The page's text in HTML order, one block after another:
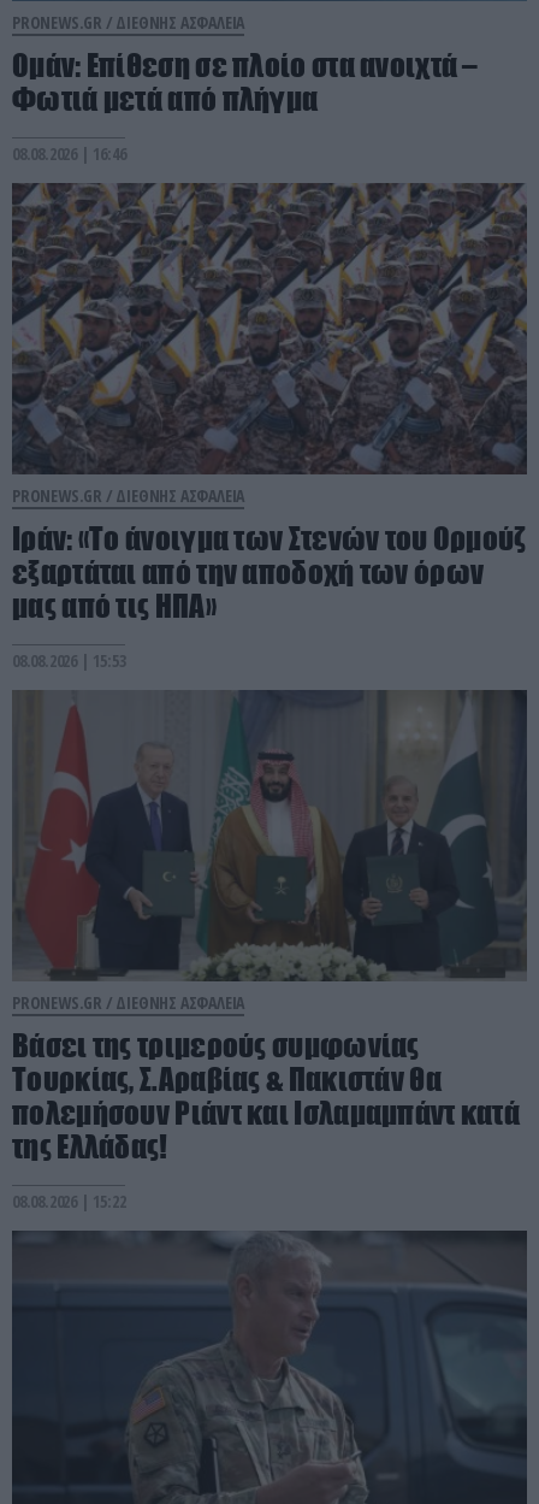
PRONEWS.GR / ΔΙΕΘΝΗΣ ΑΣΦΑΛΕΙΑ
Ομάν: Επίθεση σε πλοίο στα ανοιχτά –
Φωτιά μετά από πλήγμα
08.08.2026 | 16:46
PRONEWS.GR / ΔΙΕΘΝΗΣ ΑΣΦΑΛΕΙΑ
Ιράν: «Το άνοιγμα των Στενών του Ορμούζ
εξαρτάται από την αποδοχή των όρων
μας από τις ΗΠΑ»
08.08.2026 | 15:53
PRONEWS.GR / ΔΙΕΘΝΗΣ ΑΣΦΑΛΕΙΑ
Βάσει της τριμερούς συμφωνίας
Τουρκίας, Σ.Αραβίας & Πακιστάν θα
πολεμήσουν Ριάντ και Ισλαμαμπάντ κατά
της Ελλάδας!
08.08.2026 | 15:22